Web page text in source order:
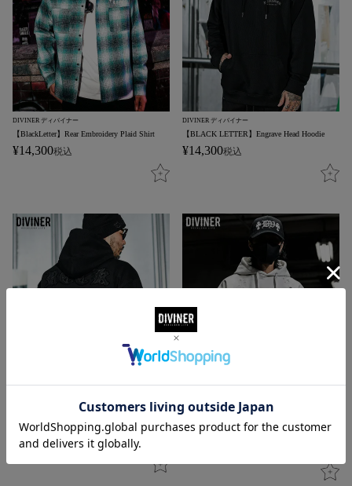
DIVINER ディバイナー
【BlackLetter】Rear Embroidery Plaid Shirt
¥14,300税込
DIVINER ディバイナー
【BLACK LETTER】Engrave Head Hoodie
¥14,300税込
【BLACK LETTER】Improvement Way Hoodie
14,300税込
DIVINER ディバイナー
【BlackLetter】Dirty Embroidery Hoodie(オフ
ホワイト)